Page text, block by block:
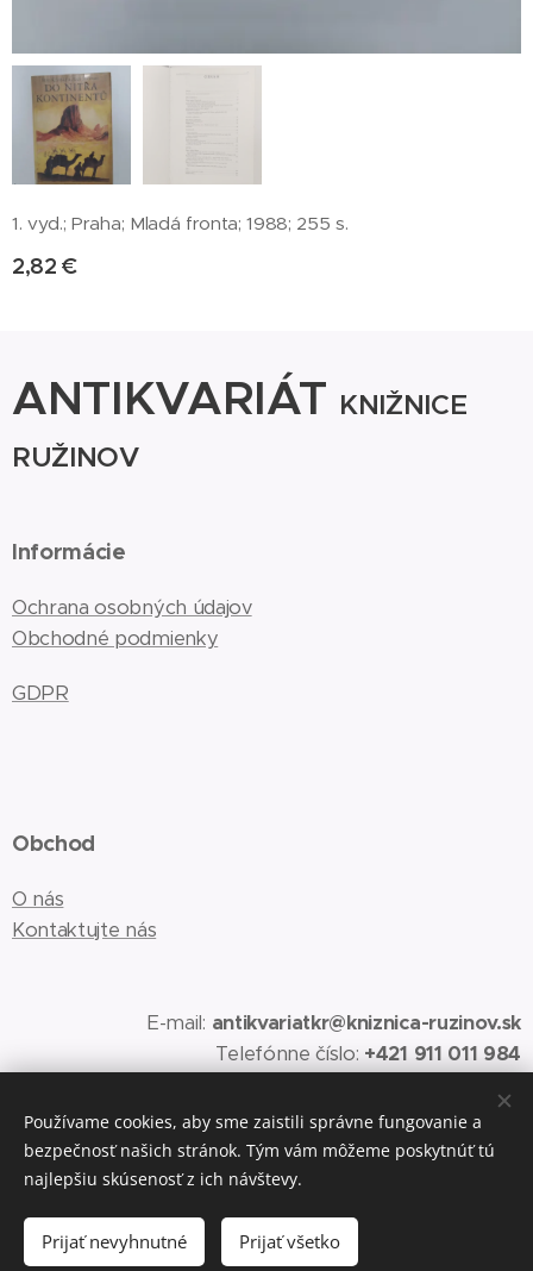
1. vyd.; Praha; Mladá fronta; 1988; 255 s.
2,82 €
Do košíka
ANTIKVARIÁT KNIŽNICE
RUŽINOV
Informácie
Ochrana osobných údajov
Obchodné podmienky
GDPR
Obchod
O nás
Kontaktujte nás
E-mail: antikvariatkr@kniznica-ruzinov.sk
Telefónne číslo: +421 911 011 984
Vytvorené službouWebnode Cookies
Používame cookies, aby sme zaistili správne fungovanie a
bezpečnosť našich stránok. Tým vám môžeme poskytnúť tú
najlepšiu skúsenosť z ich návštevy.
Prijať nevyhnutné Prijať všetko